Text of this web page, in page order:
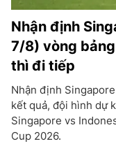
Nhận định
7/8) vòng
thì đi tiếp
Nhận định
kết quả, đội hình dự
Singapore vs
Cup 2026.